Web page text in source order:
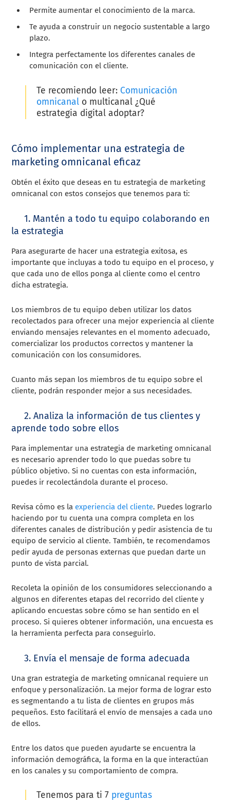
Permite aumentar el conocimiento de la marca.
Te ayuda a construir un negocio sustentable a largo
plazo.
Integra perfectamente los diferentes canales de
comunicación con el cliente.
Te recomiendo leer: Comunicación
omnicanalo multicanal ¿Qué
estrategia digital adoptar?
Cómo implementar una estrategia de
marketing omnicanal eficaz
Obtén el éxito que deseas en tu estrategia de marketing
omnicanal con estos consejos que tenemos para ti:
1. Mantén a todo tu equipo colaborando en
la estrategia
Para asegurarte de hacer una estrategia exitosa, es
importante que incluyas a todo tu equipo en el proceso, y
que cada uno de ellos ponga al cliente como el centro
dicha estrategia.
Los miembros de tu equipo deben utilizar los datos
recolectados para ofrecer una mejor experiencia al cliente
enviando mensajes relevantes en el momento adecuado,
comercializar los productos correctos y mantener la
comunicación con los consumidores.
Cuanto más sepan los miembros de tu equipo sobre el
cliente, podrán responder mejor a sus necesidades.
2. Analiza la información de tus clientes y
aprende todo sobre ellos
Para implementar una estrategia de marketing omnicanal
es necesario aprender todo lo que puedas sobre tu
público objetivo. Si no cuentas con esta información,
puedes ir recolectándola durante el proceso.
Revisa cómo es la experiencia del cliente. Puedes lograrlo
haciendo por tu cuenta una compra completa en los
diferentes canales de distribución y pedir asistencia de tu
equipo de servicio al cliente. También, te recomendamos
pedir ayuda de personas externas que puedan darte un
punto de vista parcial.
Recoleta la opinión de los consumidores seleccionando a
algunos en diferentes etapas del recorrido del cliente y
aplicando encuestas sobre cómo se han sentido en el
proceso. Si quieres obtener información, una encuesta es
la herramienta perfecta para conseguirlo.
3. Envía el mensaje de forma adecuada
Una gran estrategia de marketing omnicanal requiere un
enfoque y personalización. La mejor forma de lograr esto
es segmentando a tu lista de clientes en grupos más
pequeños. Esto facilitará el envío de mensajes a cada uno
de ellos.
Entre los datos que pueden ayudarte se encuentra la
información demográfica, la forma en la que interactúan
en los canales y su comportamiento de compra.
Tenemos para ti 7 preguntas